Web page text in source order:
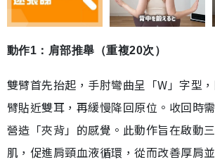
動作1：肩部推舉（重複20次）
雙臂首先抬起，手肘彎曲呈「W」字型
臂貼近雙耳，再緩慢降回原位。收回時
營造「夾背」的感覺。此動作旨在啟動
肌，促進肩頸血液循環，從而改善厚肩